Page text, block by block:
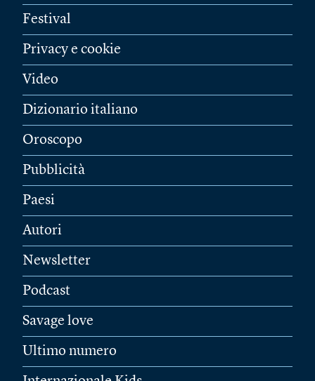
Festival
Privacy e cookie
Video
Dizionario italiano
Oroscopo
Pubblicità
Paesi
Autori
Newsletter
Podcast
Savage love
Ultimo numero